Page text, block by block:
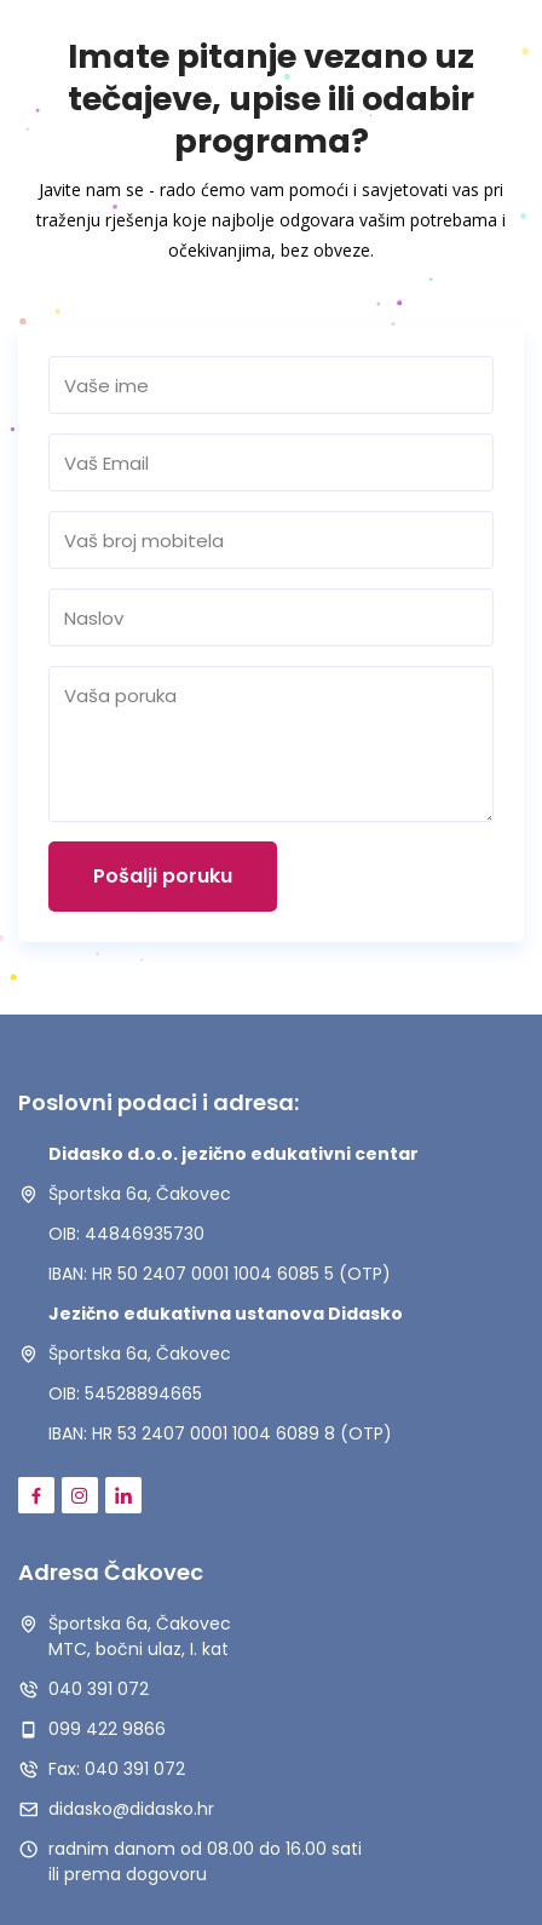
Imate pitanje vezano uz
tečajeve, upise ili odabir
programa?
Javite nam se - rado ćemo vam pomoći i savjetovati vas pri
traženju rješenja koje najbolje odgovara vašim potrebama i
očekivanjima, bez obveze.
Pošalji poruku
Poslovni podaci i adresa:
Didasko d.o.o. jezično edukativni centar
Športska 6a, Čakovec
OIB: 44846935730
IBAN: HR 50 2407 0001 1004 6085 5 (OTP)
Jezično edukativna ustanova Didasko
Športska 6a, Čakovec
OIB: 54528894665
IBAN: HR 53 2407 0001 1004 6089 8 (OTP)
Adresa Čakovec
Športska 6a, Čakovec
MTC, bočni ulaz, I. kat
040 391 072
099 422 9866
Fax: 040 391 072
didasko@didasko.hr
radnim danom od 08.00 do 16.00 sati
ili prema dogovoru